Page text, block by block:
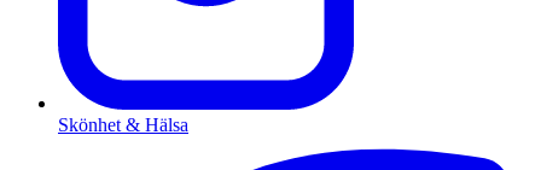
Skönhet & Hälsa